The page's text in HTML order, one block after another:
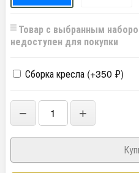
Товар с выбранным
недоступен для покупки
Сборка кресла (+350 ₽)
− +